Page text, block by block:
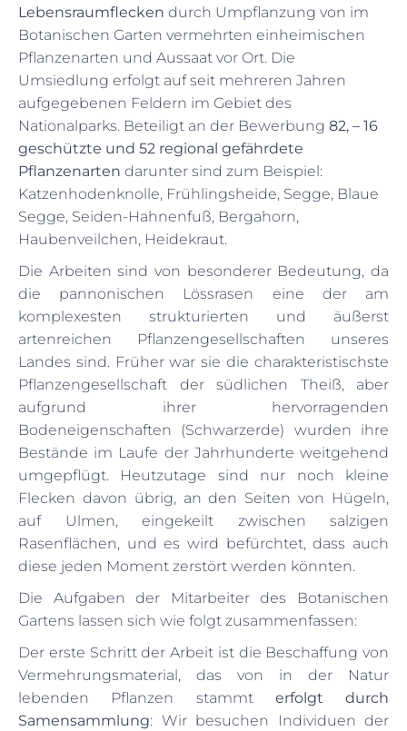
Lebensraumflecken durch Umpflanzung von im
Botanischen Garten vermehrten einheimischen
Pflanzenarten und Aussaat vor Ort. Die
Umsiedlung erfolgt auf seit mehreren Jahren
aufgegebenen Feldern im Gebiet des
Nationalparks. Beteiligt an der Bewerbung 82, – 16
geschützte und 52 regional gefährdete
Pflanzenarten darunter sind zum Beispiel:
Katzenhodenknolle, Frühlingsheide, Segge, Blaue
Segge, Seiden-Hahnenfuß, Bergahorn,
Haubenveilchen, Heidekraut.
Die Arbeiten sind von besonderer Bedeutung, da
die pannonischen Lössrasen eine der am
komplexesten strukturierten und äußerst
artenreichen Pflanzengesellschaften unseres
Landes sind. Früher war sie die charakteristischste
Pflanzengesellschaft der südlichen Theiß, aber
aufgrund ihrer hervorragenden
Bodeneigenschaften (Schwarzerde) wurden ihre
Bestände im Laufe der Jahrhunderte weitgehend
umgepflügt. Heutzutage sind nur noch kleine
Flecken davon übrig, an den Seiten von Hügeln,
auf Ulmen, eingekeilt zwischen salzigen
Rasenflächen, und es wird befürchtet, dass auch
diese jeden Moment zerstört werden könnten.
Die Aufgaben der Mitarbeiter des Botanischen
Gartens lassen sich wie folgt zusammenfassen:
Der erste Schritt der Arbeit ist die Beschaffung von
Vermehrungsmaterial, das von in der Natur
lebenden Pflanzen stammt erfolgt durch
Samensammlung: Wir besuchen Individuen der